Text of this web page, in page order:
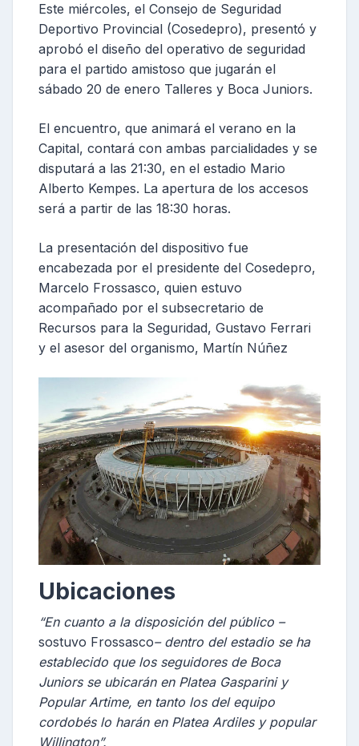
Este miércoles, el Consejo de Seguridad
Deportivo Provincial (Cosedepro), presentó y
aprobó el diseño del operativo de seguridad
para el partido amistoso que jugarán el
sábado 20 de enero Talleres y Boca Juniors.
El encuentro, que animará el verano en la
Capital, contará con ambas parcialidades y se
disputará a las 21:30, en el estadio Mario
Alberto Kempes. La apertura de los accesos
será a partir de las 18:30 horas.
La presentación del dispositivo fue
encabezada por el presidente del Cosedepro,
Marcelo Frossasco, quien estuvo
acompañado por el subsecretario de
Recursos para la Seguridad, Gustavo Ferrari
y el asesor del organismo, Martín Núñez
Ubicaciones
“En cuanto a la disposición del público –
sostuvo Frossasco– dentro del estadio se ha
establecido que los seguidores de Boca
Juniors se ubicarán en Platea Gasparini y
Popular Artime, en tanto los del equipo
cordobés lo harán en Platea Ardiles y popular
Willington”.